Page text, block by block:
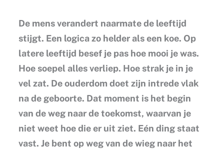
De mens verandert naarmate de leeftijd
stijgt. Een logica zo helder als een koe. Op
latere leeftijd besef je pas hoe mooi je was.
Hoe soepel alles verliep. Hoe strak je in je
vel zat. De ouderdom doet zijn intrede vlak
na de geboorte. Dat moment is het begin
van de weg naar de toekomst, waarvan je
niet weet hoe die er uit ziet. Eén ding staat
vast. Je bent op weg van de wieg naar het